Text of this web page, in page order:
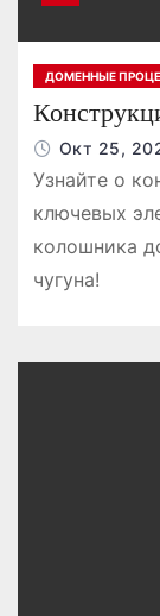
ДОМЕННЫЕ
Окт 25,
Узнайте о
ключевых
колошника
чугуна!